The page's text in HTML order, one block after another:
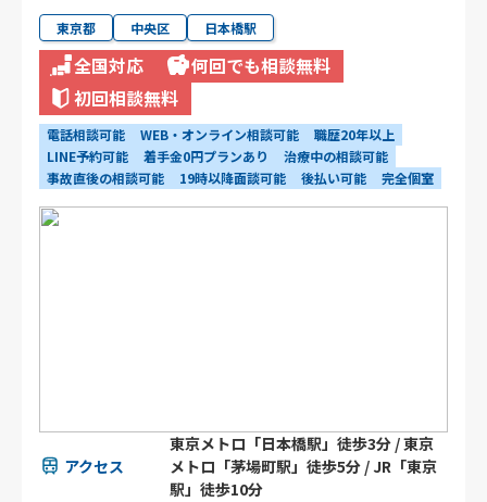
東京都 中央区 日本橋駅
全国対応
何回でも相談無料
初回相談無料
電話相談可能 WEB・オンライン相談可能
職歴20年以上
LINE予約可能
着手金0円プランあり
治療中の相談可能
事故直後の相談可能
19時以降面談可能 後払い可能 完全個室
アクセス
東京メトロ「日本橋駅」徒歩3分 / 東京
メトロ「茅場町駅」徒歩5分 / JR「東京
駅」徒歩10分